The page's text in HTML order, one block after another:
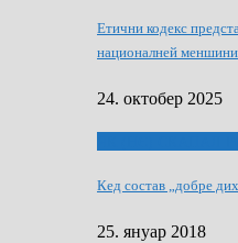
Етични кодекс
националней меншини
24. октобер 2025
Кед состав „добре
25. януар 2018